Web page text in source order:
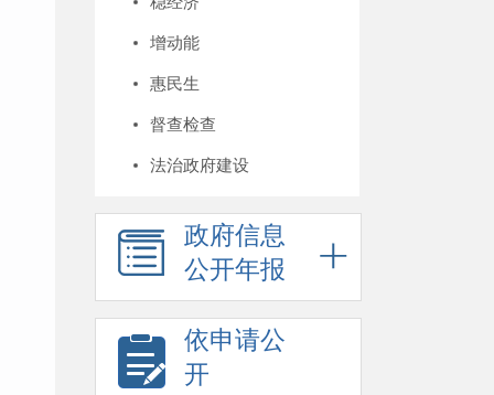
增动能
惠民生
督查检查
法治政府建设
政府信息
公开年报
依申请公
开